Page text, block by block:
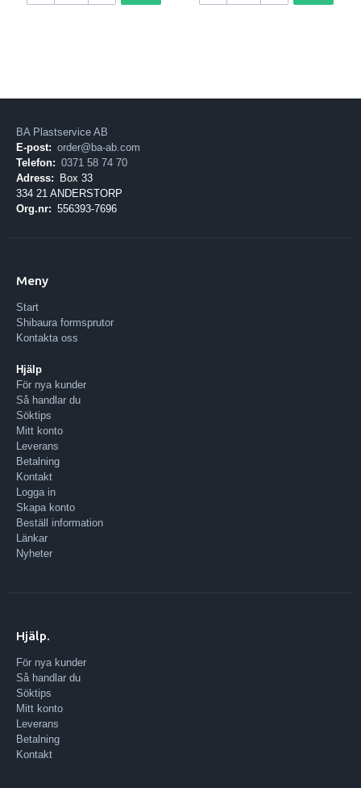
BA Plastservice AB
E-post: order@ba-ab.com
Telefon: 0371 58 74 70
Adress:
Box 33
334 21 ANDERSTORP
Org.nr: 556393-7696
Meny
Start
Shibaura formsprutor
Kontakta oss
Hjälp
För nya kunder
Så handlar du
Söktips
Mitt konto
Leverans
Betalning
Kontakt
Logga in
Skapa konto
Beställ information
Länkar
Nyheter
Hjälp.
För nya kunder
Så handlar du
Söktips
Mitt konto
Leverans
Betalning
Kontakt